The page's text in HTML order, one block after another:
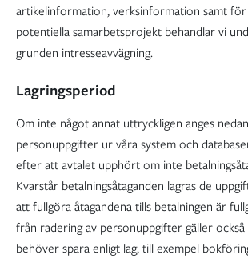
artikelinformation, verksinformation samt
potentiella samarbetsprojekt behandlar vi
grunden intresseavvägning.
Lagringsperiod
Om inte något annat uttryckligen anges
personuppgifter ur våra system och
efter att avtalet upphört om inte
Kvarstår betalningsåtaganden lagras de
att fullgöra åtagandena tills betalningen är
från radering av personuppgifter gäller
behöver spara enligt lag, till exempel